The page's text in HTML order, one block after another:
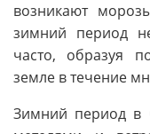
возникают
зимний период
часто, образуя
земле в течение
Зимний период в